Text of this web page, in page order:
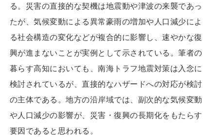
る。災害の直接的な契機は地震動や津波の来襲であっ
たが、気候変動による異常豪雨の増加や人口減少によ
る社会構造の変化などが複合的に影響し、速やかな復
興が進まないことが実例として示されている。筆者の
暮らす高知においても、南海トラフ地震対策は入念に
検討されているが、直接的なハザードへの対応が検討
の主体である。地方の沿岸域では、副次的な気候変動
や人口減少の影響が、災害・復興の長期化をもたらす
要因であると思われる。